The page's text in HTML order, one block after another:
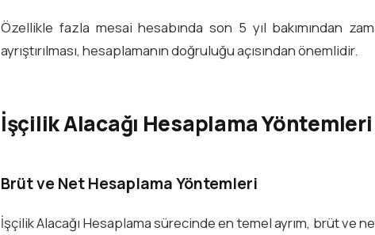
Özellikle fazla mesai hesabında son 5 yıl bakımından
ayrıştırılması, hesaplamanın doğruluğu açısından önemlidir.
İşçilik Alacağı Hesaplama Yöntemleri
Brüt ve Net Hesaplama Yöntemleri
İşçilik Alacağı Hesaplama sürecinde en temel ayrım, brüt ve